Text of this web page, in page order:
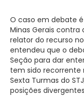
O caso em debate
Minas Gerais contra
relator do recurso
entendeu que o
Seção para dar
tem sido recorrente
Sexta Turmas do
posições